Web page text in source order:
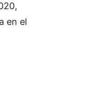
en el